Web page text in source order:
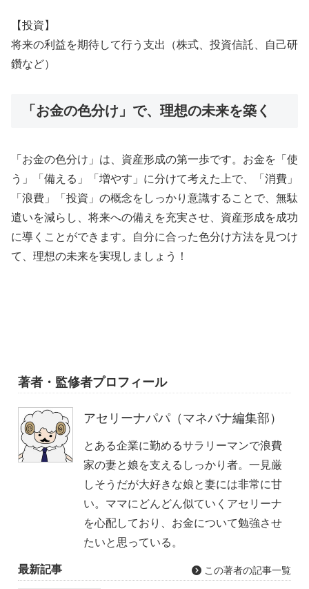
【投資】
将来の利益を期待して行う支出（株式、投資信託、自己研
鑽など）
「お金の色分け」で、理想の未来を築く
「お金の色分け」は、資産形成の第一歩です。お金を「使
う」「備える」「増やす」に分けて考えた上で、「消費」
「浪費」「投資」の概念をしっかり意識することで、無駄
遣いを減らし、将来への備えを充実させ、資産形成を成功
に導くことができます。自分に合った色分け方法を見つけ
て、理想の未来を実現しましょう！
著者・監修者プロフィール
アセリーナパパ（マネバナ編集部）
とある企業に勤めるサラリーマンで浪費
家の妻と娘を支えるしっかり者。一見厳
しそうだが大好きな娘と妻には非常に甘
い。ママにどんどん似ていくアセリーナ
を心配しており、お金について勉強させ
たいと思っている。
最新記事 この著者の記事一覧